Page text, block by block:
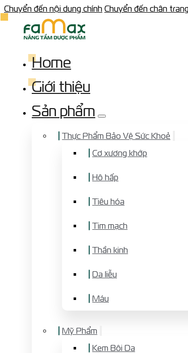
Chuyển đến nội dung chính Chuyển đến chân
Home
Giới thiệu
Sản phẩm
Thực Phẩm Bảo Vệ Sức Khoẻ
Cơ xương khớp
Hô hấp
Tiêu hóa
Tim mạch
Thần kinh
Da liễu
Máu
Mỹ Phẩm
Kem Bôi Da